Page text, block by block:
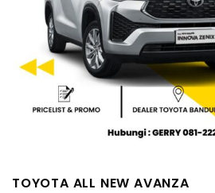
TOYOTA ALL NEW AVANZA